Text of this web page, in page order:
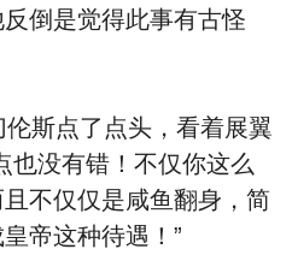
倒是觉得此事有古怪
斯点了点头，看着展翼
也没有错！不仅你这么
不仅仅是咸鱼翻身，简
帝这种待遇！”